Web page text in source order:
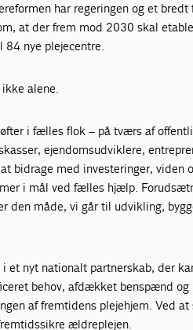
har regeringen og et bredt
at der frem mod 2030 skal
nye plejecentre.
alene.
i fælles flok – på tværs af
ejendomsudviklere,
bidrage med investeringer, viden
i mål ved fælles hjælp.
den måde, vi går til udvikling,
nyt nationalt partnerskab, der
behov, afdækket benspænd og
af fremtidens plejehjem. Ved
ældreplejen.